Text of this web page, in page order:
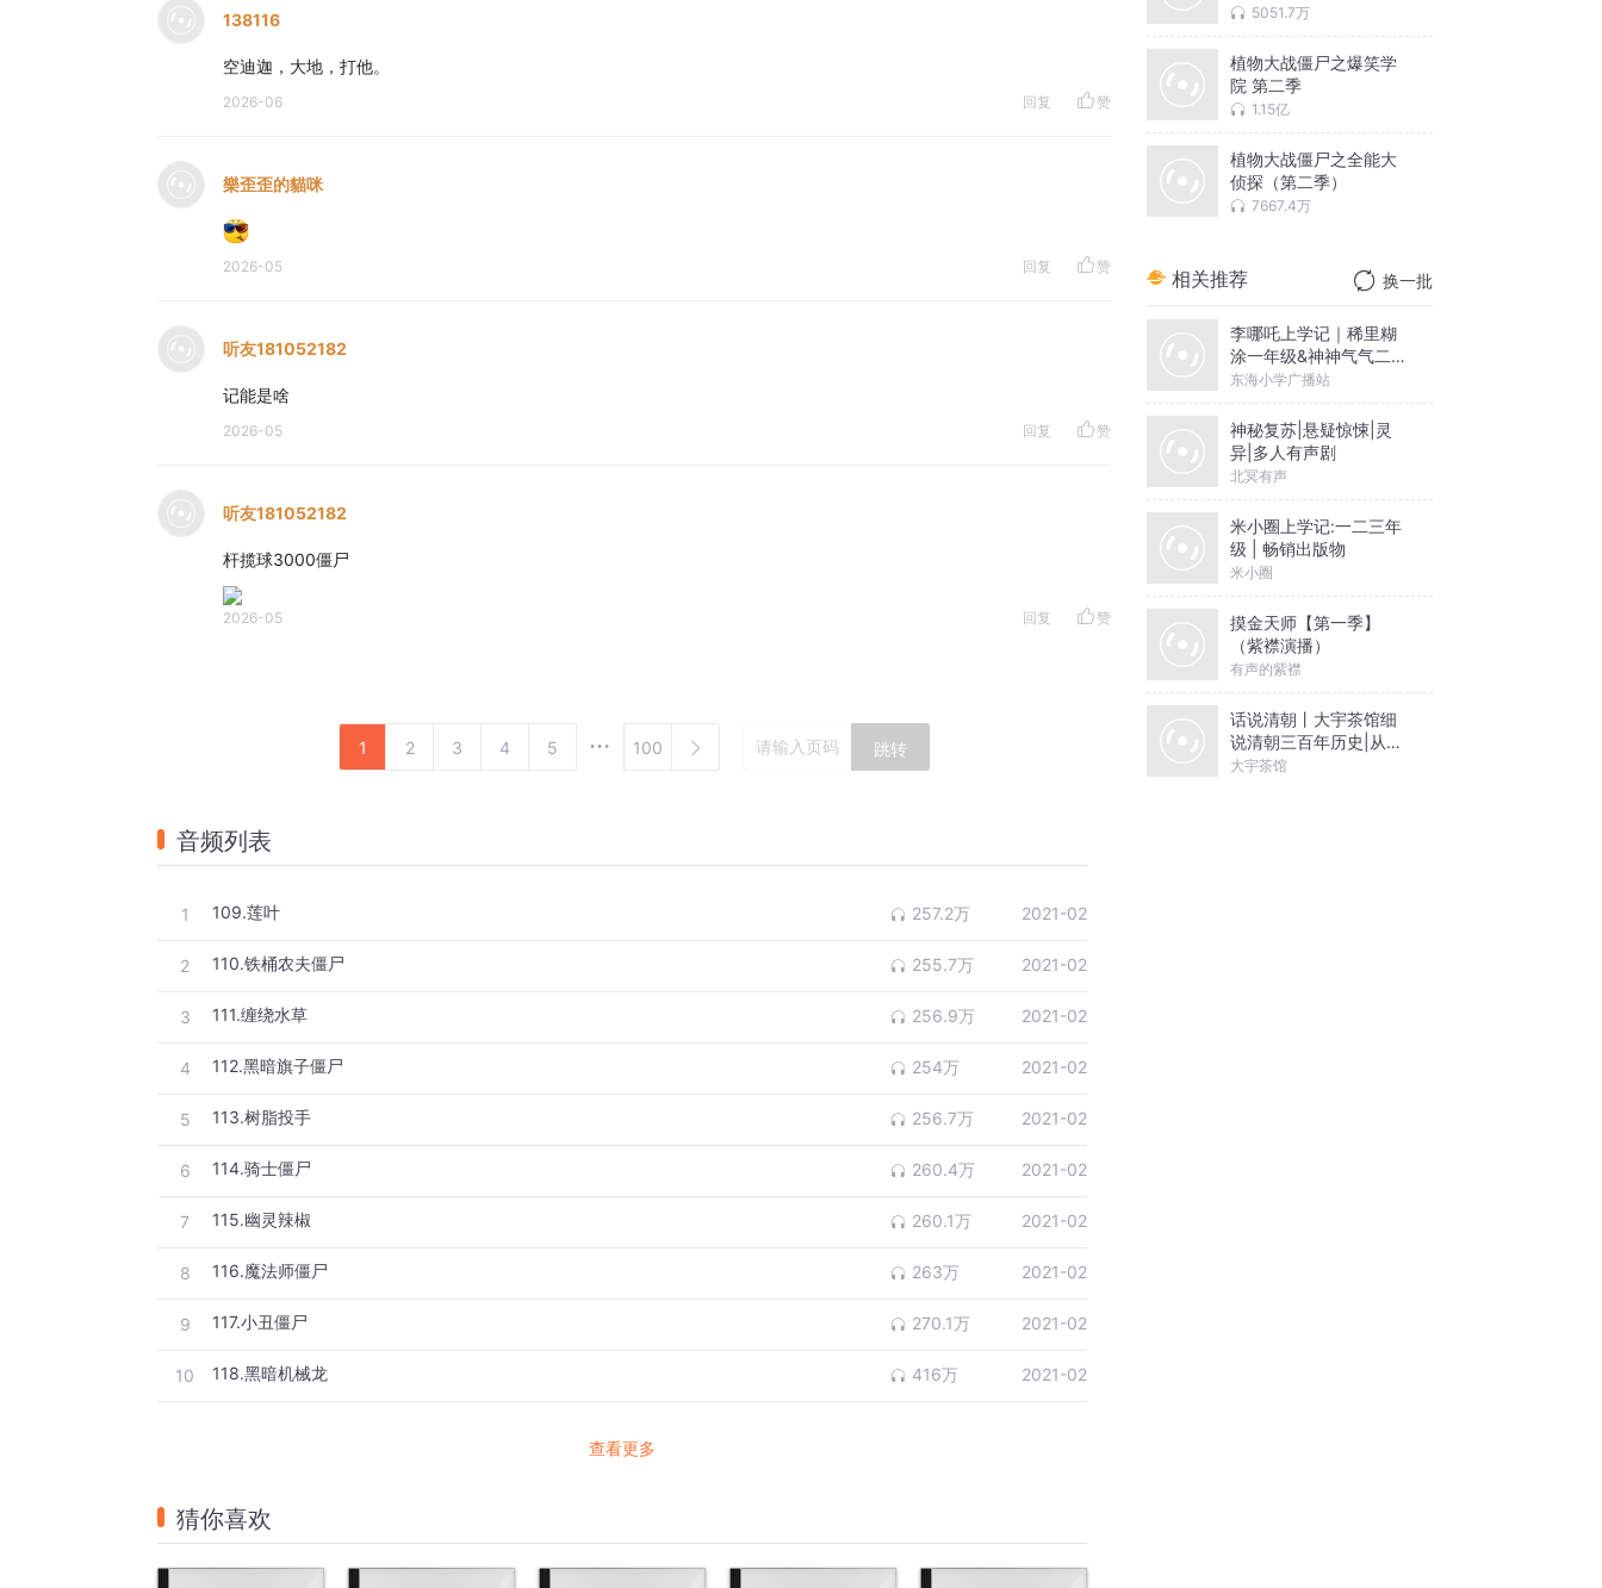
138116
空迪迦，大地，打他。
2026-06 回复 赞
樂歪歪的貓咪
2026-05 回复 赞
听友181052182
记能是啥
2026-05 回复 赞
听友181052182
杆揽球3000僵尸
2026-05 回复 赞
1 2 3 4 5 100 跳转
音频列表
1 109.莲叶 257.2万 2021-02
2 110.铁桶农夫僵尸 255.7万 2021-02
3 111.缠绕水草 256.9万 2021-02
4 112.黑暗旗子僵尸 254万 2021-02
5 113.树脂投手 256.7万 2021-02
6 114.骑士僵尸 260.4万 2021-02
7 115.幽灵辣椒 260.1万 2021-02
8 116.魔法师僵尸 263万 2021-02
9 117.小丑僵尸 270.1万 2021-02
10 118.黑暗机械龙 416万 2021-02
查看更多
猜你喜欢
5051.7万
植物大战僵尸之爆笑学
院 第二季
1.15亿
植物大战僵尸之全能大
侦探（第二季）
7667.4万
相关推荐 换一批
李哪吒上学记｜稀里糊
涂一年级&神神气气二年
级
东海小学广播站
神秘复苏|悬疑惊悚|灵
异|多人有声剧
北冥有声
米小圈上学记:一二三年
级 | 畅销出版物
米小圈
摸金天师【第一季】
（紫襟演播）
有声的紫襟
话说清朝丨大宇茶馆细
说清朝三百年历史|从努
尔哈赤到末代皇帝溥仪|
大宇茶馆